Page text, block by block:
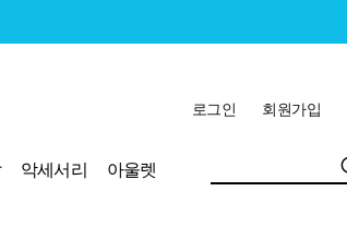
회원가입
로그인
악세서리
아울렛